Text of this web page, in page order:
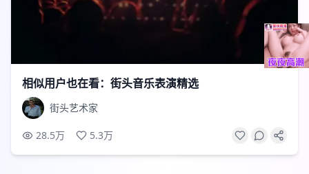
2:48
相似用户也在看：街头音乐表演精选
街头艺术家
28.5万 5.3万